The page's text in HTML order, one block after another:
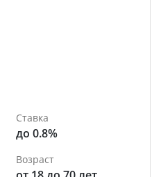
Ставка
до 0.8%
Возраст